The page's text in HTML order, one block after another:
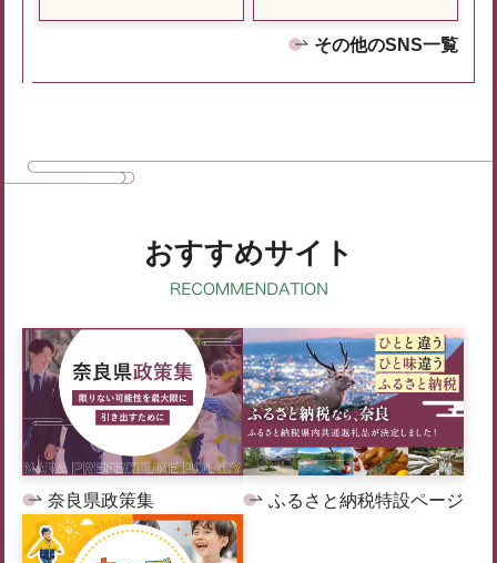
その他のSNS一覧
おすすめサイト
奈良県政策集 ふるさと納税特設ページ